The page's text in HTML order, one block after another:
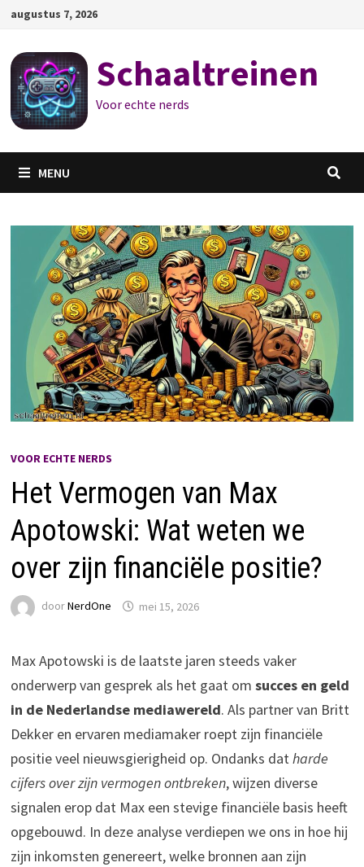
Ga
de
inhoud
augustus 7, 2026
Schaaltreinen
Voor echte nerds
MENU
VOOR ECHTE NERDS
Het Vermogen van Max
Apotowski: Wat weten we
over zijn financiële positie?
doorNerdOne mei 15, 2026
Max Apotowski is de laatste jaren steeds vaker
onderwerp van gesprek als het gaat om succes en geld
in de Nederlandse mediawereld. Als partner van Britt
Dekker en ervaren mediamaker roept zijn financiële
positie veel nieuwsgierigheid op. Ondanks datharde
cijfers over zijn vermogen ontbreken, wijzen diverse
signalen erop dat Max een stevige financiële basis heeft
opgebouwd. In deze analyse verdiepen we ons in hoe hij
zijn inkomsten genereert, welke bronnen aan zijn